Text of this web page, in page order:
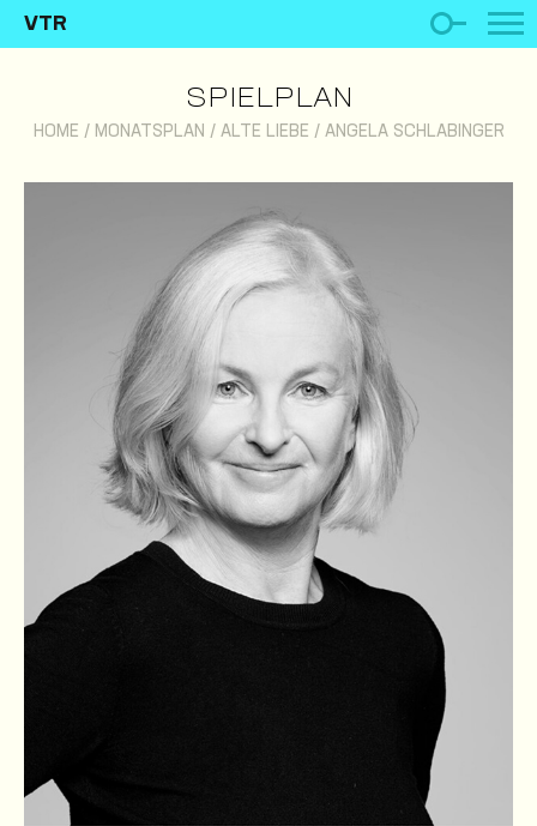
VTR
SPIELPLAN
HOME / MONATSPLAN / ALTE LIEBE / ANGELA SCHLABINGER